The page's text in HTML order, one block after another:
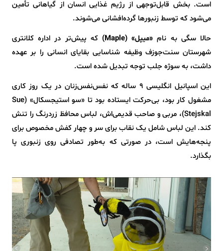
است. بخش قابل‌توجهی از رژیم غذایی انسان از گیاهانی تأمین
می‌شود که توسط زنبورها گرده‌افشانی می‌شوند.
حالا سگی به نام«میپل» (Maple)
که پیش‌تر در اداره کلانتری
شهرستان سنت‌جوزف وظیفه‌ شناسایی بقایای انسانی را بر عهده
داشت، به سوژه‌ جلب توجه تبدیل شده است.
این اسپانیل انگلیسی ۹ ساله که نفس‌نفس‌زنان در یک روز کاری
مشغول کار بود، بی‌حرکت ایستاده بود تا «سو استیجسکال» (Sue
Stejskal)، مربی و صاحب قدیمی‌اش، لباس محافظ زردرنگ را تنش
کند. این لباس شامل یک نقاب برای سر و چهار کفش مخصوص برای
پنجه‌هایش است، در صورتی که به‌طور تصادفی روی زنبوری پا
بگذارد.